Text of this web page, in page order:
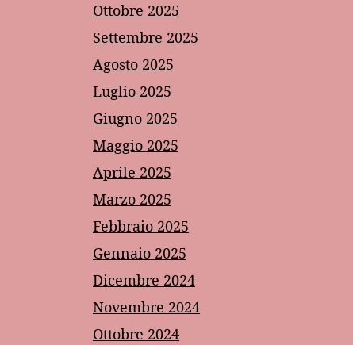
Ottobre 2025
Settembre 2025
Agosto 2025
Luglio 2025
Giugno 2025
Maggio 2025
Aprile 2025
Marzo 2025
Febbraio 2025
Gennaio 2025
Dicembre 2024
Novembre 2024
Ottobre 2024